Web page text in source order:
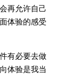
再允许自己
体验的感受
有必要去做
体验是我当